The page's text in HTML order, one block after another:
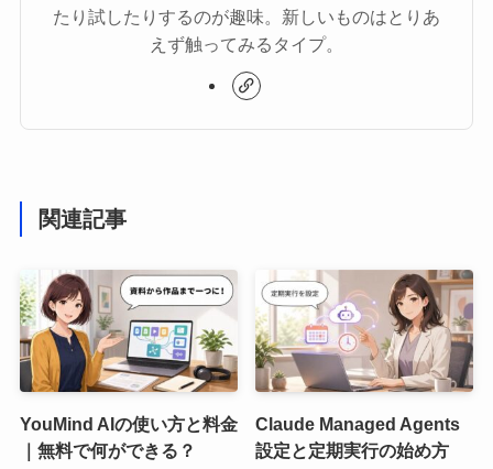
たり試したりするのが趣味。新しいものはとりあ
えず触ってみるタイプ。
関連記事
YouMind AIの使い方と料金
｜無料で何ができる？
Claude Managed Agents
設定と定期実行の始め方